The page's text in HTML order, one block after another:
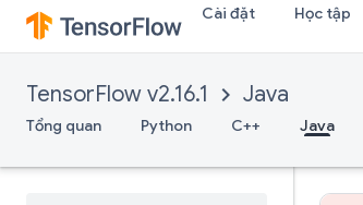
Cài đặt Học tập
TensorFlow v2.16.1 Java
Tổng quan Python C++ Java
RiscReshape
RiscReverse
RiscShape
RiscSort